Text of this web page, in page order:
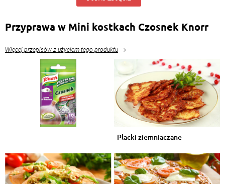
Przyprawa w Mini kostkach Czosnek Knorr
Więcej przepisów z użyciem tego produktu
Placki ziemniaczane